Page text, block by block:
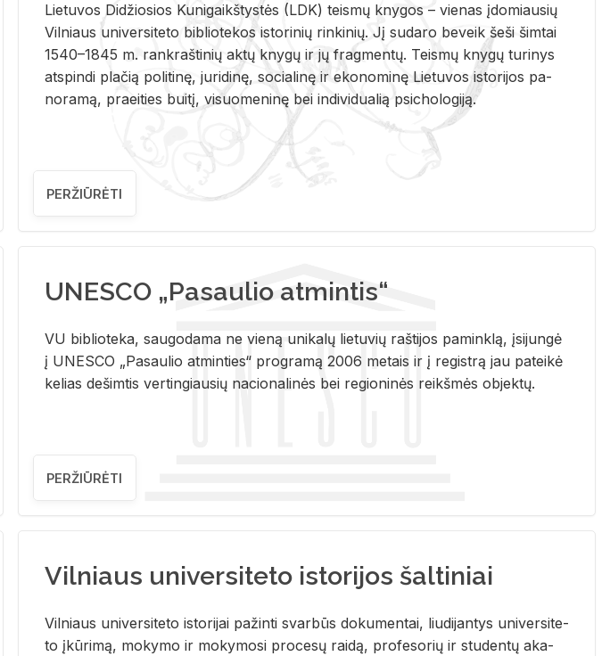
Lie­tu­vos Di­džio­sios Ku­ni­gaikš­tys­tės (LDK) teis­mų kny­gos – vie­nas įdo­miau­sių
Vil­niaus uni­ver­si­te­to bi­b­lio­te­kos is­to­ri­nių rin­ki­nių. Jį su­da­ro be­veik šeši šim­tai
1540–1845 m. rank­raš­ti­nių aktų kny­gų ir jų frag­men­tų. Teis­mų kny­gų tu­ri­nys
at­spin­di pla­čią po­li­ti­nę, ju­ri­di­nę, so­cia­li­nę ir eko­no­mi­nę Lie­tu­vos is­to­ri­jos pa­
no­ra­mą, pra­ei­ties bui­tį, vi­suo­me­ni­nę bei in­di­vi­dua­lią psi­cho­lo­gi­ją.
PERŽIŪRĖTI
UNESCO „Pasaulio atmintis“
VU biblioteka, saugodama ne vieną unikalų lietuvių raštijos paminklą, įsijungė
į UNESCO „Pasaulio atminties“ programą 2006 metais ir į registrą jau pateikė
kelias dešimtis vertingiausių nacionalinės bei regioninės reikšmės objektų.
PERŽIŪRĖTI
Vilniaus universiteto istorijos šaltiniai
Vil­niaus uni­ver­si­te­to is­to­ri­jai pa­žin­ti svar­būs do­ku­men­tai, liu­di­jan­tys uni­ver­si­te­
to įkū­ri­mą, mo­ky­mo ir mo­ky­mo­si pro­ce­sų rai­dą, pro­fe­so­rių ir stu­den­tų aka­